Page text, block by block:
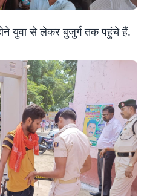
युवा से लेकर बुजुर्ग तक पहुंचे हैं.